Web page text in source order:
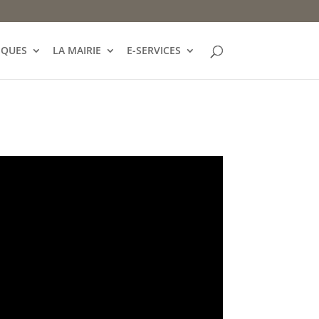
LA MAIRIE E-SERVICES